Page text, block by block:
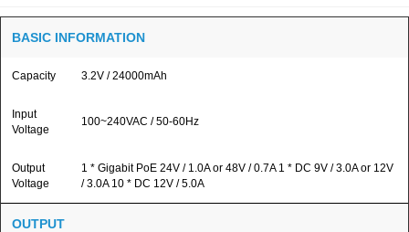
BASIC INFORMATION
Capacity 3.2V / 24000mAh
Input
Voltage
100~240VAC / 50-60Hz
Output
Voltage
1 * Gigabit PoE 24V / 1.0A or 48V / 0.7A 1 * DC 9V / 3.0A or 12V
/ 3.0A 10 * DC 12V / 5.0A
OUTPUT